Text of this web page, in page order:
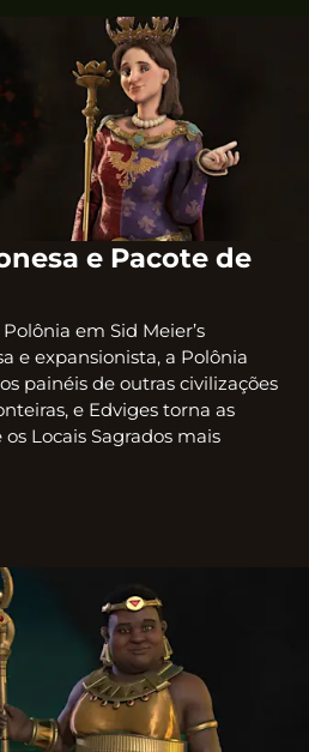
e Pacote de
em Sid Meier’s
e expansionista, a Polônia
painéis de outras civilizações
e Edviges torna as
Locais Sagrados mais